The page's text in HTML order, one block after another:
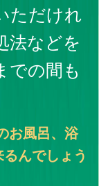
ただけれ
法などを
での間も
お風呂、浴
んでしょう